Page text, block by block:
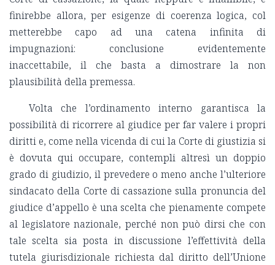
finirebbe allora, per esigenze di coerenza logica, col
metterebbe capo ad una catena infinita di
impugnazioni: conclusione evidentemente
inaccettabile, il che basta a dimostrare la non
plausibilità della premessa.
Volta che l’ordinamento interno garantisca la
possibilità di ricorrere al giudice per far valere i propri
diritti e, come nella vicenda di cui la Corte di giustizia si
è dovuta qui occupare, contempli altresì un doppio
grado di giudizio, il prevedere o meno anche l’ulteriore
sindacato della Corte di cassazione sulla pronuncia del
giudice d’appello è una scelta che pienamente compete
al legislatore nazionale, perché non può dirsi che con
tale scelta sia posta in discussione l’effettività della
tutela giurisdizionale richiesta dal diritto dell’Unione